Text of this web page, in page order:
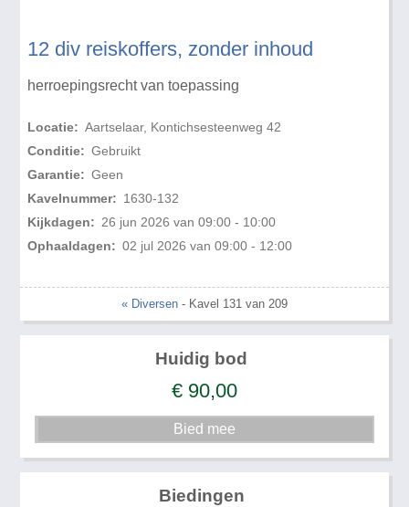
12 div reiskoffers, zonder inhoud
herroepingsrecht van toepassing
Locatie: Aartselaar, Kontichsesteenweg 42
Conditie: Gebruikt
Garantie: Geen
Kavelnummer: 1630-132
Kijkdagen: 26 jun 2026 van 09:00 - 10:00
Ophaaldagen: 02 jul 2026 van 09:00 - 12:00
« Diversen - Kavel 131 van 209
Huidig bod
€ 90,00
Biedingen